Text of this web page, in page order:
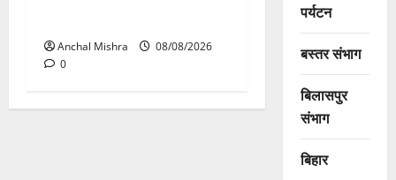
Anchal Mishra
08/08/2026
0
पर्यटन
बस्तर संभाग
बिलासपुर
संभाग
बिहार